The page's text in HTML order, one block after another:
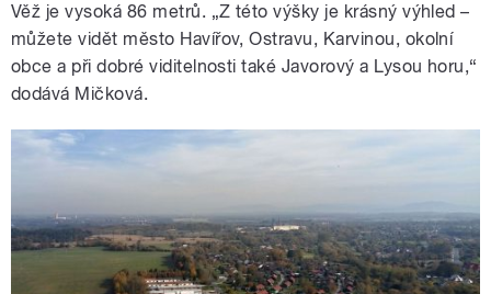
Věž je vysoká 86 metrů. „Z této výšky je krásný výhled –
můžete vidět město Havířov, Ostravu, Karvinou, okolní
obce a při dobré viditelnosti také Javorový a Lysou horu,“
dodává Mičková.